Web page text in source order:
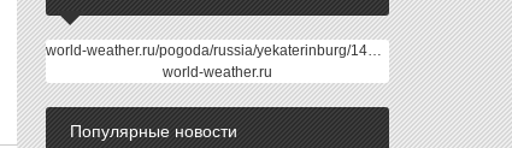
world-weather.ru/pogoda/russia/yekaterinburg/14days/
world-weather.ru
Популярные новости